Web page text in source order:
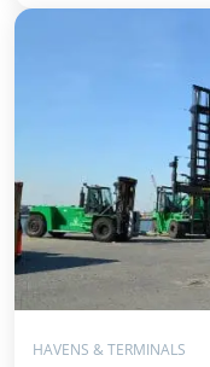
HAVENS & TERMINALS